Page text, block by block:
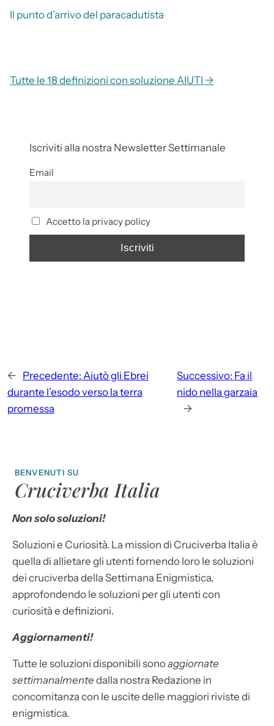
Il punto d’arrivo del paracadutista
Tutte le 18 definizioni con soluzione AIUTI →
Iscriviti alla nostra Newsletter Settimanale
Email
Accetto la privacy policy
← Precedente: Aiutò gli Ebrei
durante l’esodo verso la terra
promessa
Successivo: Fa il
nido nella garzaia
→
BENVENUTI SU
Cruciverba Italia
Non solo soluzioni!
Soluzioni e Curiosità. La mission di Cruciverba Italia è
quella di allietare gli utenti fornendo loro le soluzioni
dei cruciverba della Settimana Enigmistica,
approfondendo le soluzioni per gli utenti con
curiosità e definizioni.
Aggiornamenti!
Tutte le soluzioni disponibili sonoaggiornate
settimanalmente dalla nostra Redazione in
concomitanza con le uscite delle maggiori riviste di
enigmistica.